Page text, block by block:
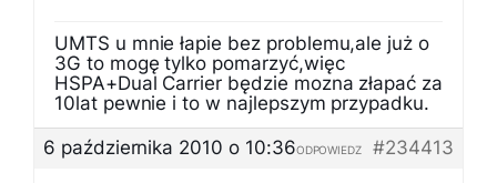
UMTS u mnie łapie bez problemu,ale już o
3G to mogę tylko pomarzyć,więc
HSPA+Dual Carrier będzie mozna złapać za
10lat pewnie i to w najlepszym przypadku.
6 października 2010 o 10:36
#234413
ODPOWIEDZ